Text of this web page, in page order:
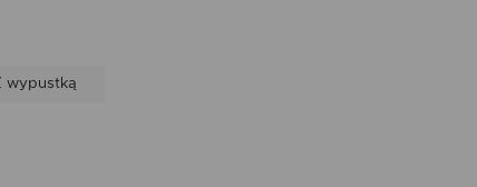
wypustką